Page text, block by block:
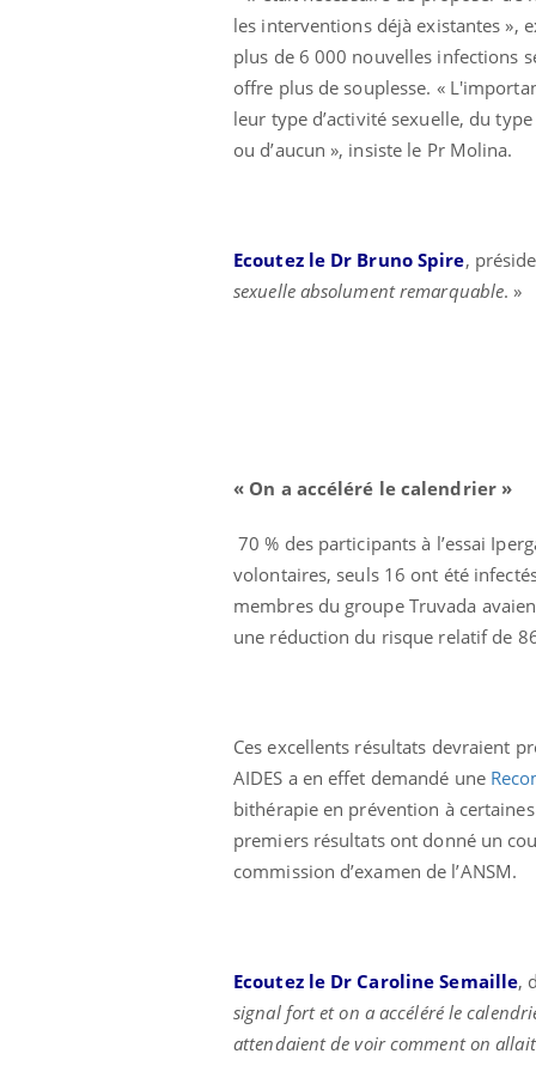
les interventions déjà existantes »,
plus de 6 000 nouvelles infections
offre plus de souplesse. «
leur type d’activité sexuelle, du
ou d’aucun », insiste le Pr Molina.
Ecoutez le Dr Bruno Spire,
sexuelle absolument remarquable. »
« On a accéléré le calendrier »
70 % des participants à l’essai
volontaires, seuls 16 ont été
membres du groupe Truvada
une réduction du risque relatif de
Ces excellents résultats devraient
AIDES a en effet demandé une
bithérapie en prévention à
premiers résultats ont donné un
commission d’examen de l’ANSM.
Ecoutez le Dr Caroline Semaille,
signal fort et on a accéléré le
attendaient de voir comment on